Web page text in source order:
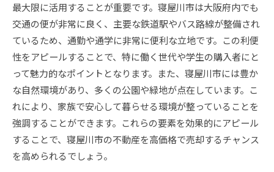
最大限に活用することが重要です。寝屋川市は大阪府内でも
交通の便が非常に良く、主要な鉄道駅やバス路線が整備され
ているため、通勤や通学に非常に便利な立地です。この利便
性をアピールすることで、特に働く世代や学生の購入者にと
って魅力的なポイントとなります。また、寝屋川市には豊か
な自然環境があり、多くの公園や緑地が点在しています。こ
れにより、家族で安心して暮らせる環境が整っていることを
強調することができます。これらの要素を効果的にアピール
することで、寝屋川市の不動産を高価格で売却するチャンス
を高められるでしょう。